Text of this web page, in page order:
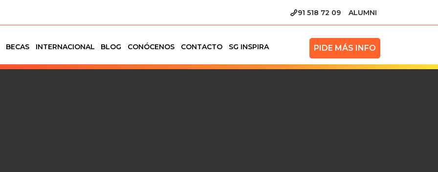
91 518 72 09 ALUMNI
BECAS INTERNACIONAL BLOG CONÓCENOS CONTACTO SG INSPIRA PIDE MÁS INFO